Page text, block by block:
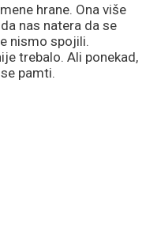
hrane. Ona više
nas natera da se
nismo spojili.
trebalo. Ali ponekad,
pamti.